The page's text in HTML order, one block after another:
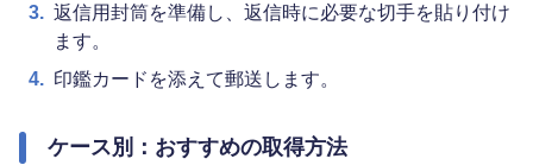
3. 返信用封筒を準備し、返信時に必要な切手を貼り付け
ます。
4. 印鑑カードを添えて郵送します。
ケース別：おすすめの取得方法